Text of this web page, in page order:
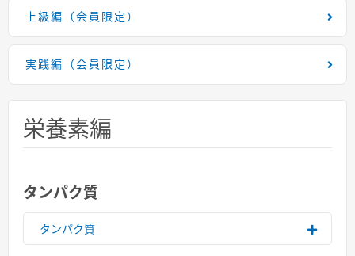
上級編（会員限定）
実践編（会員限定）
栄養素編
タンパク質
タンパク質